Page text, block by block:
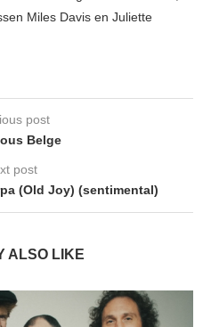
Miles Davis en Juliette
post
Belge
post
(Old Joy) (sentimental)
ALSO LIKE